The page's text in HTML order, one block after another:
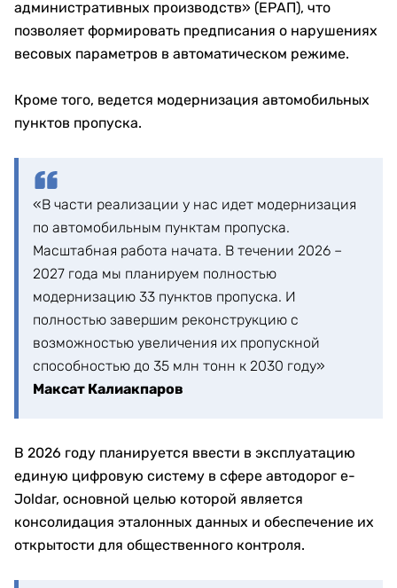
административных производств» (ЕРАП), что
позволяет формировать предписания о нарушениях
весовых параметров в автоматическом режиме.
Кроме того, ведется модернизация автомобильных
пунктов пропуска.
«В части реализации у нас идет модернизация
по автомобильным пунктам пропуска.
Масштабная работа начата. В течении 2026 –
2027 года мы планируем полностью
модернизацию 33 пунктов пропуска. И
полностью завершим реконструкцию с
возможностью увеличения их пропускной
способностью до 35 млн тонн к 2030 году»
Максат Калиакпаров
В 2026 году планируется ввести в эксплуатацию
единую цифровую систему в сфере автодорог e-
Joldar, основной целью которой является
консолидация эталонных данных и обеспечение их
открытости для общественного контроля.